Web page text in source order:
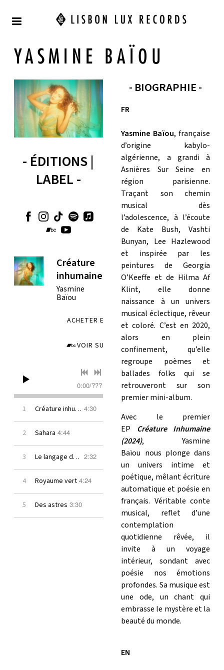
YASMINE BAÏOU
- ÉDITIONS |
LABEL -
Créature
inhumaine
Yasmine
Baïou
ACHETER EN FORMAT ALBUM
VOIR SUR BANDCAMP
0:00/???
1 Créature inhumaine 4:30
2 Sahara 4:44
3 Le langage des fleurs 2:32
4 Royaume vert 4:24
5 Des astres 3:30
- BIOGRAPHIE -
FR
Yasmine Baïou, française
d’origine kabylo-
algérienne, a grandi à
Asnières Sur Seine en
région parisienne.
Traçant son chemin
musical dès
l’adolescence, à l’écoute
de Kate Bush, Vashti
Bunyan, Lee Hazlewood
et inspirée par les
peintures de Georgia
O’Keeffe et de Hilma Af
Klint, elle donne
naissance à un univers
musical éclectique, rêveur
et coloré. C’est en 2020,
alors en plein
confinement, qu’elle
regroupe poèmes et
ballades folks qui se
retrouveront sur son
premier mini-album.
Avec le premier
EP Créature Inhumaine
(2024), Yasmine
Baïou nous plonge dans
un univers intime et
poétique, mêlant écriture
automatique et poésie en
français. Véritable conte
musical, reflet d’une
contemplation
quotidienne rêvée, il
invite à un voyage
intérieur, sondant avec
poésie nos émotions
profondes. Sa musique est
une ode, un chant qui
embrasse le mystère et la
beauté du monde.
EN